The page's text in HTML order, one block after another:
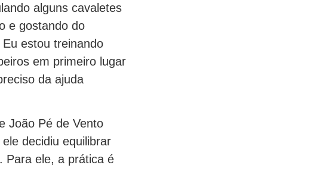
alguns cavaletes
e gostando do
estou treinando
em primeiro lugar
da ajuda
João Pé de Vento
decidiu equilibrar
Para ele, a prática é